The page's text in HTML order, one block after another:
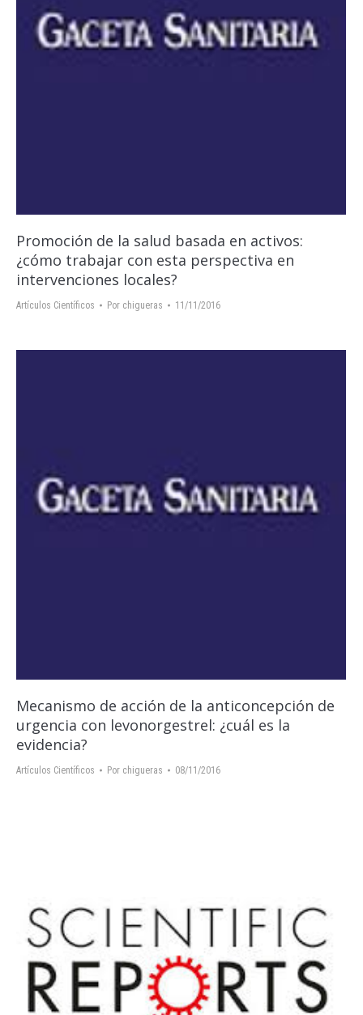
Promoción de la salud basada en activos:
¿cómo trabajar con esta perspectiva en
intervenciones locales?
Artículos Científicos Por chigueras 11/11/2016
Mecanismo de acción de la anticoncepción de
urgencia con levonorgestrel: ¿cuál es la
evidencia?
Artículos Científicos Por chigueras 08/11/2016